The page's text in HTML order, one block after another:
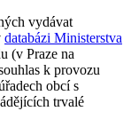
vydávat
databázi Ministerstva
(v Praze na
k provozu
obcí s
trvalé